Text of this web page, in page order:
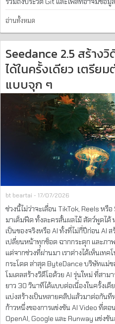
อ่านทั้งหมด
Seedance 2.5 สร้าง
ได้ในครั้งเดียว เตรีย
แบบจุก ๆ
bt beartai - 17/07/2026
ช่วงนี้ไม่ว่าจะเลื่อน TikTok, Reels ห
มาเต็มฟีด ทั้งละครสั้นผลไม้ สัตว์พูดไ
เป็นของจริงหรือ AI ทั้งที่ไม่กี่ปีก่อน AI
เปลี่ยนหน้าทุกช็อต ฉากกระตุก และภ
แต่จากช่วงที่ผ่านมา เราต่างได้เห็นเท
กระโดด ล่าสุด ByteDance บริษัทแม่ข
โมเดลสร้างวิดีโอด้วย AI รุ่นใหม่ ที่สาม
ยาว 30 วินาทีได้แบบต่อเนื่องในครั้งเ
แบ่งสร้างเป็นหลายคลิปแล้วมาต่อกัน
ก้าวหนึ่งของการแข่งขัน AI Video ที่ต
OpenAI, Google และ Runway แข่ง